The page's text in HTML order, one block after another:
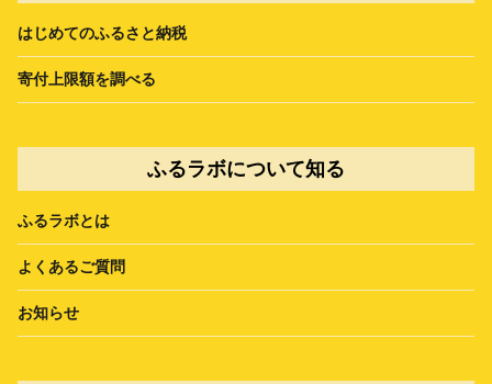
はじめてのふるさと納税
寄付上限額を調べる
ふるラボについて知る
ふるラボとは
よくあるご質問
お知らせ